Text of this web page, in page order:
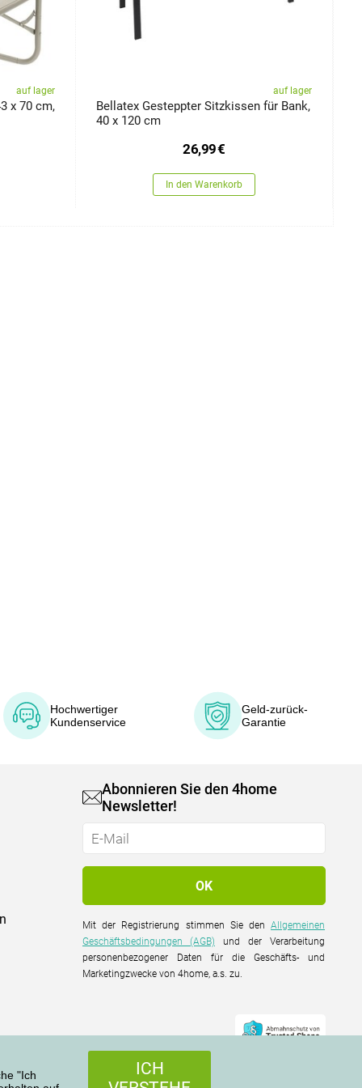
"Ich
ICH
auf lager
x 70 cm,
auf lager
Bellatex Gesteppter Sitzkissen für Bank,
40 x 120 cm
26,99€
In den Warenkorb
Hochwertiger
Kundenservice
Geld-zurück-
Garantie
Abonnieren Sie den 4home
Newsletter!
Mit der Registrierung stimmen Sie denAllgemeinen
Geschäftsbedingungen (AGB) und der Verarbeitung
personenbezogener Daten für die Geschäfts- und
Marketingzwecke von 4home, a.s. zu.